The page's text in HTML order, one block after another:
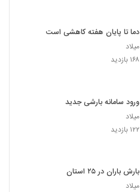
دما تا پایان هفته کاهشی است
میلاد
۱۶۸ بازدید
ورود سامانه بارشی جدید
میلاد
۱۲۲ بازدید
بارش باران در ۲۵ استان
میلاد